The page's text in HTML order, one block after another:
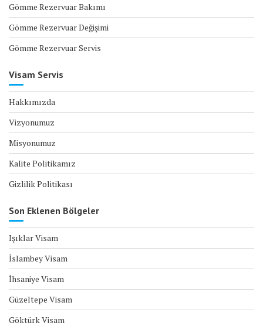
Gömme Rezervuar Bakımı
Gömme Rezervuar Değişimi
Gömme Rezervuar Servis
Visam Servis
Hakkımızda
Vizyonumuz
Misyonumuz
Kalite Politikamız
Gizlilik Politikası
Son Eklenen Bölgeler
Işıklar Visam
İslambey Visam
İhsaniye Visam
Güzeltepe Visam
Göktürk Visam